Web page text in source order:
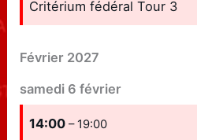
Critérium fédéral Tour 3
Février 2027
samedi 6 février
14:00– 19:00